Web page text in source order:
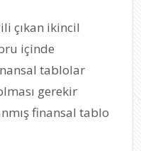
çıkan ikincil
içinde
tablolar
gerekir
finansal tablo